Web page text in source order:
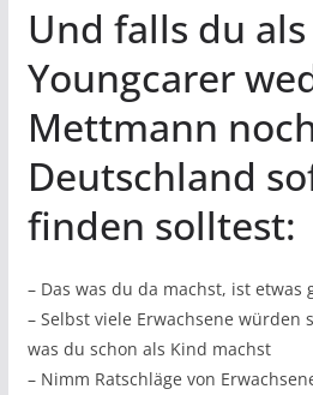
Und falls du als
Youngcarer
Mettmann
Deutschland
finden solltest:
– Das was du da machst, ist etwas
– Selbst viele Erwachsene würden
was du schon als Kind machst
– Nimm Ratschläge von